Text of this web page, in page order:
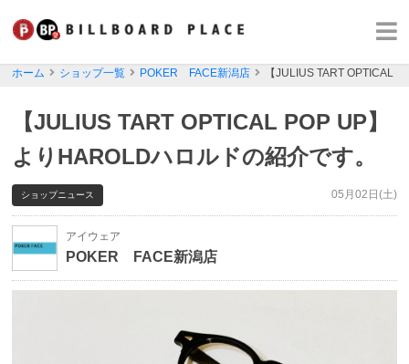
ホーム ショップ一覧 POKER FACE新潟店 【JULIUS TART OPTICAL
【JULIUS TART OPTICAL POP UP】
よりHAROLDハロルドの紹介です。
05月02日(土)
ショップニュース
アイウェア
POKER FACE新潟店